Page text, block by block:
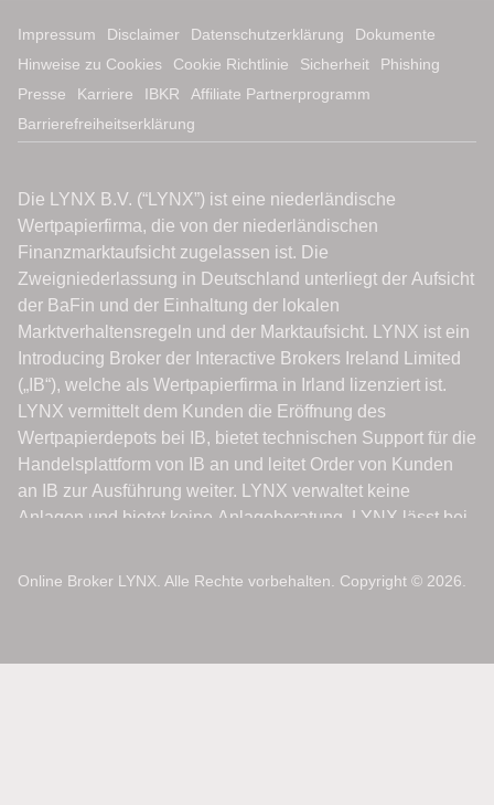
Impressum Disclaimer Datenschutzerklärung
Dokumente
Hinweise zu Cookies
Cookie Richtlinie Sicherheit
Phishing
Presse
Karriere IBKR
Affiliate Partnerprogramm
Barrierefreiheitserklärung
Online Broker LYNX. Alle Rechte vorbehalten. Copyright © 2026.